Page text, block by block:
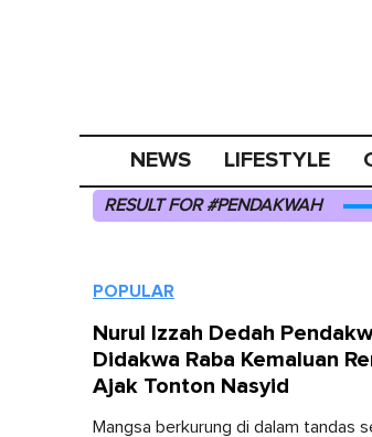
NEWS LIFESTYLE
RESULT FOR #PENDAKWAH
POPULAR
Nurul Izzah Dedah
Didakwa Raba Kemaluan
Ajak Tonton Nasyid
Mangsa berkurung di dalam tandas